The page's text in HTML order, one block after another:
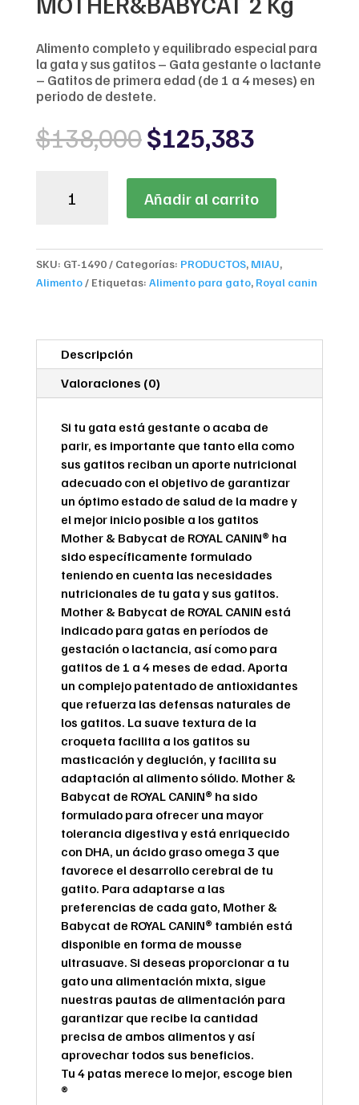
Alimento completo y equilibrado especial para
la gata y sus gatitos – Gata gestante o lactante
– Gatitos de primera edad (de 1 a 4 meses) en
periodo de destete.
$138,000Original
price
was:
$138,000.
$125,383Current
price
is:
CANIN
MOTHER&BABYCAT
Kg
cantidad
Añadir al carrito
SKU: GT-1490 Categorías: PRODUCTOS, MIAU,
Alimento
Etiquetas: Alimento para gato, Royal canin
Descripción
Valoraciones (0)
Si tu gata está gestante o acaba de
parir, es importante que tanto ella como
sus gatitos reciban un aporte nutricional
adecuado con el objetivo de garantizar
un óptimo estado de salud de la madre y
el mejor inicio posible a los gatitos
Mother & Babycat de ROYAL CANIN® ha
sido específicamente formulado
teniendo en cuenta las necesidades
nutricionales de tu gata y sus gatitos.
Mother & Babycat de ROYAL CANIN está
indicado para gatas en períodos de
gestación o lactancia, así como para
gatitos de 1 a 4 meses de edad. Aporta
un complejo patentado de antioxidantes
que refuerza las defensas naturales de
los gatitos. La suave textura de la
croqueta facilita a los gatitos su
masticación y deglución, y facilita su
adaptación al alimento sólido. Mother &
Babycat de ROYAL CANIN® ha sido
formulado para ofrecer una mayor
tolerancia digestiva y está enriquecido
con DHA, un ácido graso omega 3 que
favorece el desarrollo cerebral de tu
gatito. Para adaptarse a las
preferencias de cada gato, Mother &
Babycat de ROYAL CANIN® también está
disponible en forma de mousse
ultrasuave. Si deseas proporcionar a tu
gato una alimentación mixta, sigue
nuestras pautas de alimentación para
garantizar que recibe la cantidad
precisa de ambos alimentos y así
aprovechar todos sus beneficios.
Tu 4 patas merece lo mejor, escoge bien
®